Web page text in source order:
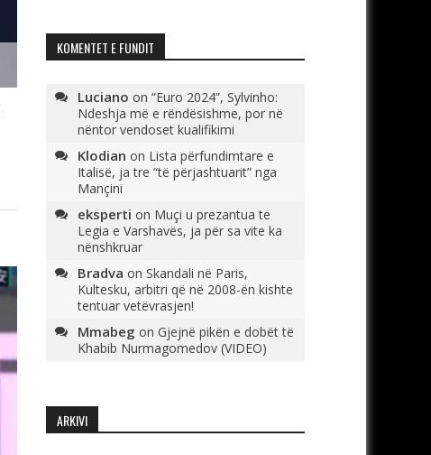
KOMENTET E FUNDIT
Luciano on “Euro 2024”, Sylvinho:
Ndeshja më e rëndësishme, por në
nëntor vendoset kualifikimi
Klodian on Lista përfundimtare e
Italisë, ja tre “të përjashtuarit” nga
Mançini
eksperti on Muçi u prezantua te
Legia e Varshavës, ja për sa vite ka
nënshkruar
Bradva on Skandali në Paris,
Kultesku, arbitri që në 2008-ën kishte
tentuar vetëvrasjen!
Mmabeg on Gjejnë pikën e dobët të
Khabib Nurmagomedov (VIDEO)
ARKIVI